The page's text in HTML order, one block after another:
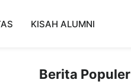
KISAH ALUMNI
Berita Populer